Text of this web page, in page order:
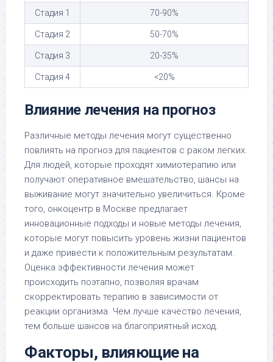
Стадия 1 70-90%
Стадия 2 50-70%
Стадия 3 20-35%
Стадия 4 <20%
Влияние лечения на прогноз
Различные методы лечения могут существенно
повлиять на прогноз для пациентов с раком легких.
Для людей, которые проходят химиотерапию или
получают оперативное вмешательство, шансы на
выживание могут значительно увеличиться. Кроме
того, онкоцентр в Москве предлагает
инновационные подходы и новые методы лечения,
которые могут повысить уровень жизни пациентов
и даже привести к положительным результатам.
Оценка эффективности лечения может
происходить поэтапно, позволяя врачам
скорректировать терапию в зависимости от
реакции организма. Чем лучше качество лечения,
тем больше шансов на благоприятный исход.
Факторы, влияющие на